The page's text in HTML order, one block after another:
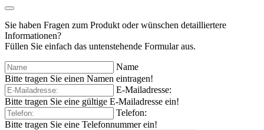
Sie haben Fragen zum Produkt oder wünschen detailliertere
Informationen?
Füllen Sie einfach das untenstehende Formular aus.
Name
Bitte tragen Sie einen Namen eintragen!
E-Mailadresse:
Bitte tragen Sie eine gültige E-Mailadresse ein!
Telefon:
Bitte tragen Sie eine Telefonnummer ein!